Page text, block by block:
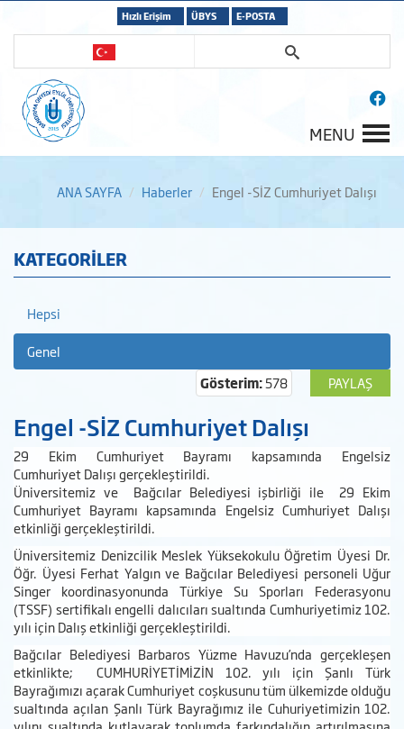
Hızlı Erişim ÜBYS E-POSTA
MENU
ANA SAYFA Haberler Engel -SİZ Cumhuriyet Dalışı
KATEGORİLER
Hepsi
Genel
PAYLAŞ
Gösterim:578
Engel -SİZ Cumhuriyet Dalışı
29 Ekim Cumhuriyet Bayramı kapsamında Engelsiz
Cumhuriyet Dalışı gerçekleştirildi.
Üniversitemiz ve Bağcılar Belediyesi işbirliği ile 29 Ekim
Cumhuriyet Bayramı kapsamında Engelsiz Cumhuriyet Dalışı
etkinliği gerçekleştirildi.
Üniversitemiz Denizcilik Meslek Yüksekokulu Öğretim Üyesi Dr.
Öğr. Üyesi Ferhat Yalgın ve Bağcılar Belediyesi personeli Uğur
Singer koordinasyonunda Türkiye Su Sporları Federasyonu
(TSSF) sertifikalı engelli dalıcıları sualtında Cumhuriyetimiz 102.
yılı için Dalış etkinliği gerçekleştirildi.
Bağcılar Belediyesi Barbaros Yüzme Havuzu’nda gerçekleşen
etkinlikte; CUMHURİYETİMİZİN 102. yılı için Şanlı Türk
Bayrağımızı açarak Cumhuriyet coşkusunu tüm ülkemizde olduğu
sualtında açılan Şanlı Türk Bayrağımız ile Cuhuriyetimizin 102.